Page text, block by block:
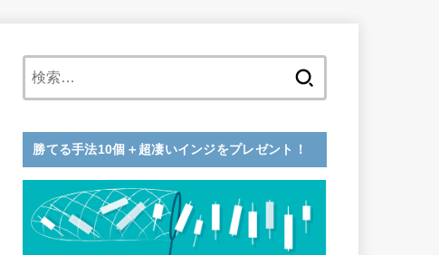
勝てる手法10個＋超凄いインジをプレゼント！